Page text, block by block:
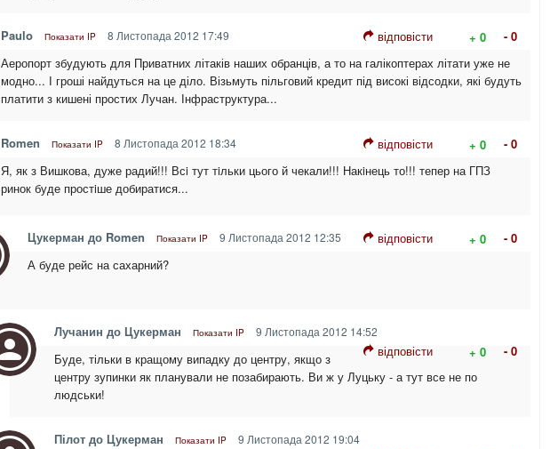
Paulo Показати IP 8 Листопада 2012 17:49 відповісти + 0
- 0
Аеропорт збудують для Приватних літаків наших обранців, а то на галікоптерах літати уже не
модно... І гроші найдуться на це діло. Візьмуть пільговий кредит під високі відсодки, які будуть
платити з кишені простих Лучан. Інфраструктура...
Romen Показати IP 8 Листопада 2012 18:34 відповісти + 0
- 0
Я, як з Вишкова, дуже радий!!! Всi тут тiльки цього й чекали!!! Накiнець то!!! тепер на ГПЗ
ринок буде простiше добиратися...
Цукерман до Romen Показати IP 9 Листопада 2012 12:35 відповісти + 0
- 0
А буде рейс на сахарний?
Лучанин до Цукерман Показати IP 9 Листопада 2012 14:52
відповісти + 0 - 0
Буде, тільки в кращому випадку до центру, якщо з
центру зупинки як планували не позабирають. Ви ж у Луцьку - а тут все не по
людськи!
Пілот до Цукерман Показати IP 9 Листопада 2012 19:04